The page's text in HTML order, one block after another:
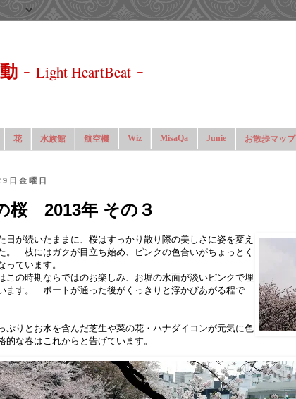
- Light HeartBeat -
花 水族館 航空機 Wiz MisaQa Junie お散歩マップ
日金曜日
桜 2013年 その３
日が続いたままに、桜はすっかり散り際の美しさに姿を変え
。 枝にはガクが目立ち始め、ピンクの色合いがちょっとく
っています。
この時期ならではのお楽しみ、お堀の水面が淡いピンクで埋
ます。 ボートが通った後がくっきりと浮かびあがる程で
ぷりとお水を含んだ芝生や菜の花・ハナダイコンが元気に色
的な春はこれからと告げています。